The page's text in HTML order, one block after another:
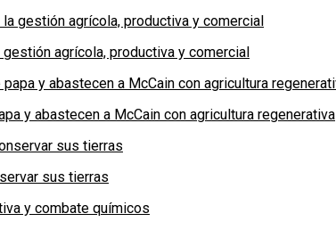
agrícola, productiva y comercial
y abastecen a McCain con agricultura regenerativa
sus tierras